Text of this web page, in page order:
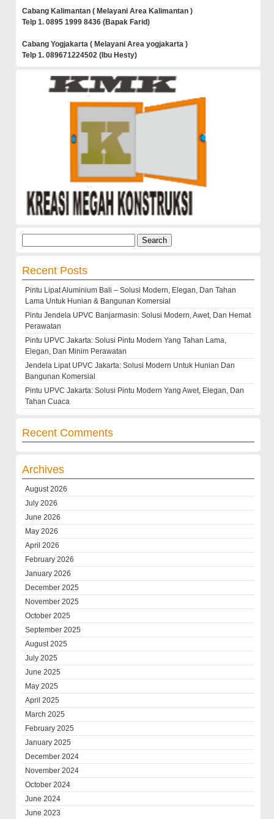
Cabang Kalimantan ( Melayani Area Kalimantan )
Telp 1. 0895 1999 8436 (Bapak Farid)
Cabang Yogjakarta ( Melayani Area yogjakarta )
Telp 1. 089671224502 (Ibu Hesty)
Recent Posts
Pintu Lipat Aluminium Bali – Solusi Modern, Elegan, Dan Tahan
Lama Untuk Hunian & Bangunan Komersial
Pintu Jendela UPVC Banjarmasin: Solusi Modern, Awet, Dan Hemat
Perawatan
Pintu UPVC Jakarta: Solusi Pintu Modern Yang Tahan Lama,
Elegan, Dan Minim Perawatan
Jendela Lipat UPVC Jakarta: Solusi Modern Untuk Hunian Dan
Bangunan Komersial
Pintu UPVC Jakarta: Solusi Pintu Modern Yang Awet, Elegan, Dan
Tahan Cuaca
Recent Comments
Archives
August 2026
July 2026
June 2026
May 2026
April 2026
February 2026
January 2026
December 2025
November 2025
October 2025
September 2025
August 2025
July 2025
June 2025
May 2025
April 2025
March 2025
February 2025
January 2025
December 2024
November 2024
October 2024
June 2024
June 2023